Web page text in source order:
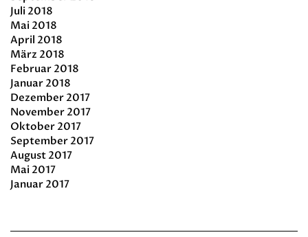
Juli 2018
Mai 2018
April 2018
März 2018
Februar 2018
Januar 2018
Dezember 2017
November 2017
Oktober 2017
September 2017
August 2017
Mai 2017
Januar 2017